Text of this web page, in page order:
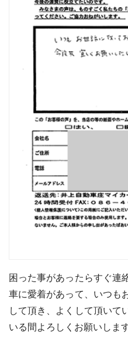
困った事があったらすぐ連
車に愛着があって、いつも
して頂き、よくして頂いて
いる間よろしくお願いします